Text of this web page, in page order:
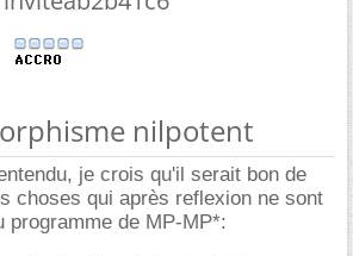
nilpotent
je crois qu'il serait bon de
choses qui après reflexion ne sont
programme de MP-MP*: